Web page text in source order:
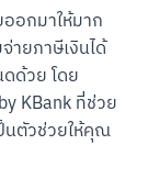
อกมาให้มาก
ายภาษีเงินได้
ด้วย โดย
KBank ที่ช่วย
นตัวช่วยให้คุณ